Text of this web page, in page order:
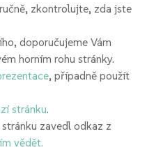
zkontrolujte, zda jste
doporučujeme Vám
horním rohu stránky.
, případně použít
stránku.
zavedl odkaz z
vědět.